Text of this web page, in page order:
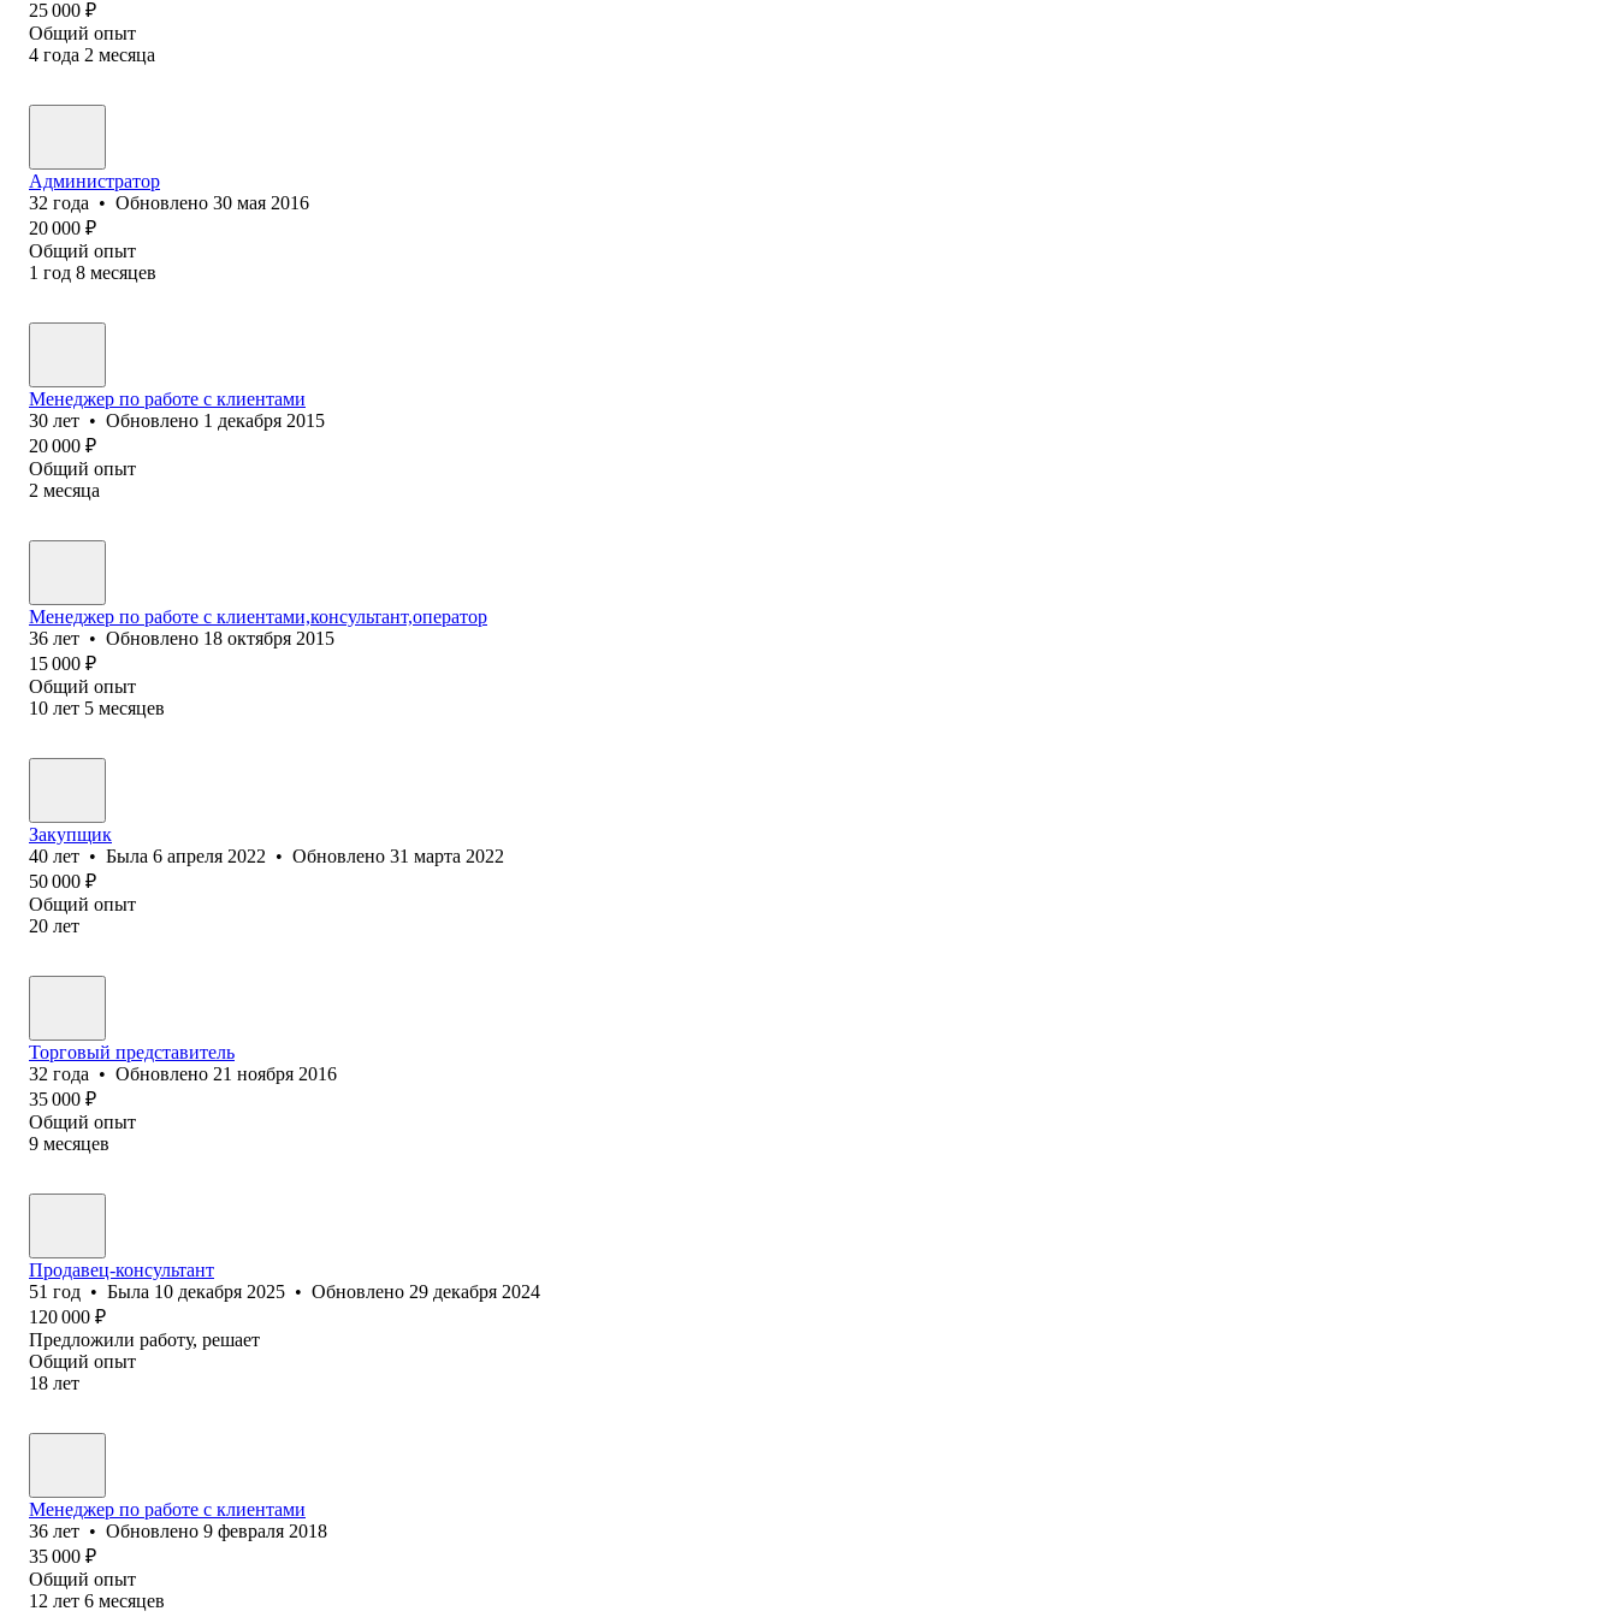
25 000 ₽
Общий опыт
4 года 2 месяца
Администратор
32 года • Обновлено 30 мая 2016
20 000 ₽
Общий опыт
1 год 8 месяцев
Менеджер по работе с клиентами
30 лет • Обновлено 1 декабря 2015
20 000 ₽
Общий опыт
2 месяца
Менеджер по работе с клиентами,консультант,оператор
36 лет • Обновлено 18 октября 2015
15 000 ₽
Общий опыт
10 лет 5 месяцев
Закупщик
40 лет • Была 6 апреля 2022 • Обновлено 31 марта 2022
50 000 ₽
Общий опыт
20 лет
Торговый представитель
32 года • Обновлено 21 ноября 2016
35 000 ₽
Общий опыт
9 месяцев
Продавец-консультант
51 год • Была 10 декабря 2025 • Обновлено 29 декабря 2024
120 000 ₽
Предложили работу, решает
Общий опыт
18 лет
Менеджер по работе с клиентами
36 лет • Обновлено 9 февраля 2018
35 000 ₽
Общий опыт
12 лет 6 месяцев